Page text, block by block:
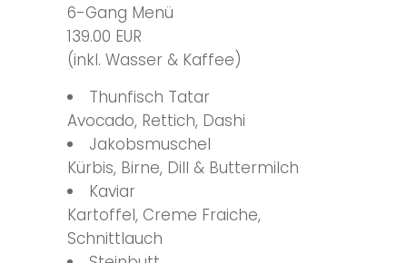
6-Gang Menü
139.00 EUR
(inkl. Wasser & Kaffee)
Thunfisch Tatar
Avocado, Rettich, Dashi
Jakobsmuschel
Kürbis, Birne, Dill & Buttermilch
Kaviar
Kartoffel, Creme Fraiche,
Schnittlauch